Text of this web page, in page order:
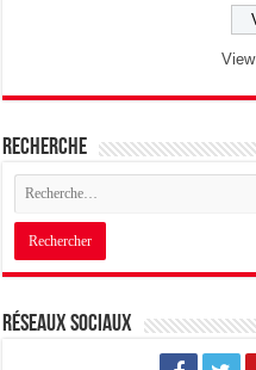
Recherche
Réseaux sociaux